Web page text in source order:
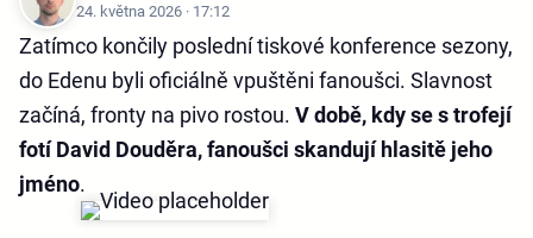
24. května 2026 · 17:12
Zatímco končily poslední tiskové konference sezony,
do Edenu byli oficiálně vpuštěni fanoušci. Slavnost
začíná, fronty na pivo rostou. V době, kdy se s trofejí
fotí David Douděra, fanoušci skandují hlasitě jeho
jméno.